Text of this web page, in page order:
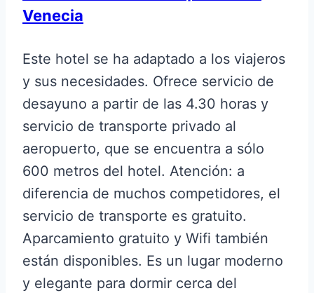
Venecia
Este hotel se ha adaptado a los viajeros
y sus necesidades. Ofrece servicio de
desayuno a partir de las 4.30 horas y
servicio de transporte privado al
aeropuerto, que se encuentra a sólo
600 metros del hotel. Atención: a
diferencia de muchos competidores, el
servicio de transporte es gratuito.
Aparcamiento gratuito y Wifi también
están disponibles. Es un lugar moderno
y elegante para dormir cerca del